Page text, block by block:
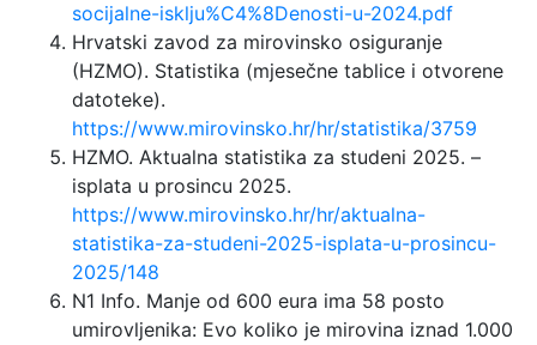
socijalne-isklju%C4%8Denosti-u-2024.pdf
Hrvatski zavod za mirovinsko osiguranje
(HZMO). Statistika (mjesečne tablice i otvorene
datoteke).
https://www.mirovinsko.hr/hr/statistika/3759
HZMO. Aktualna statistika za studeni 2025. –
isplata u prosincu 2025.
https://www.mirovinsko.hr/hr/aktualna-
statistika-za-studeni-2025-isplata-u-prosincu-
2025/148
N1 Info. Manje od 600 eura ima 58 posto
umirovljenika: Evo koliko je mirovina iznad 1.000